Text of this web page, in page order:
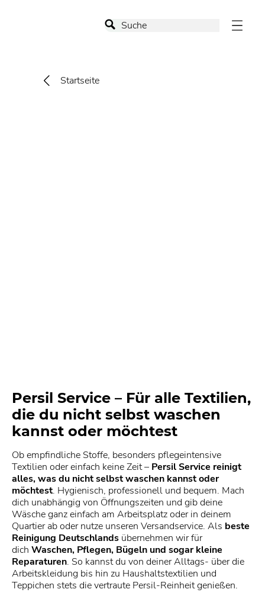
Startseite
Persil Service – Für alle Textilien,
die du nicht selbst waschen
kannst oder möchtest
Ob empfindliche Stoffe, besonders pflegeintensive
Textilien oder einfach keine Zeit – Persil Service reinigt
alles, was du nicht selbst waschen kannst oder
möchtest. Hygienisch, professionell und bequem. Mach
dich unabhängig von Öffnungszeiten und gib deine
Wäsche ganz einfach am Arbeitsplatz oder in deinem
Quartier ab oder nutze unseren Versandservice. Als beste
Reinigung Deutschlands übernehmen wir für
dich Waschen, Pflegen, Bügeln und sogar kleine
Reparaturen. So kannst du von deiner Alltags- über die
Arbeitskleidung bis hin zu Haushaltstextilien und
Teppichen stets die vertraute Persil-Reinheit genießen.